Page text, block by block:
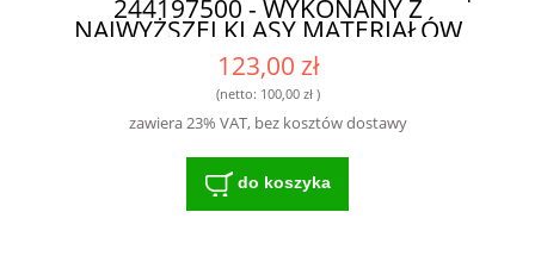
244197500 - WYKONANY Z
NAJWYŻSZEJ KLASY MATERIAŁÓW
123,00 zł
(netto: 100,00 zł)
zawiera 23% VAT, bez kosztów dostawy
do koszyka